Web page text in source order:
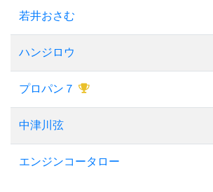
若井おさむ
ハンジロウ
プロパン７
中津川弦
エンジンコータロー